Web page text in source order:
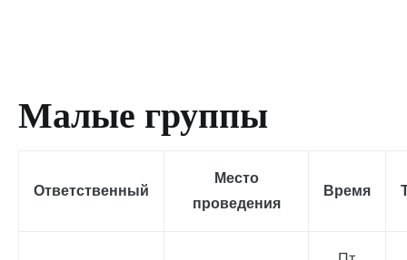
Малые группы
Ответственный
Место
проведения
Время